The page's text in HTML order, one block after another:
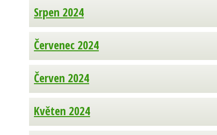
Srpen 2024
Červenec 2024
Červen 2024
Květen 2024